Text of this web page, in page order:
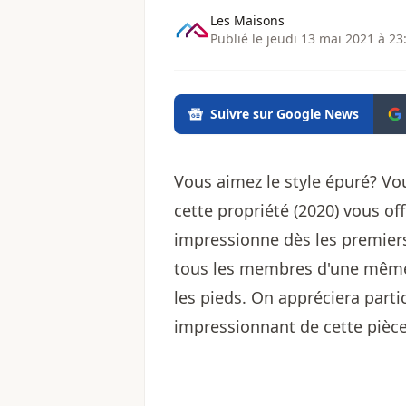
Les Maisons
Publié le jeudi 13 mai 2021 à
Suivre sur Google News
Vous aimez le style épuré?
cette propriété (2020) vous
impressionne dès les
tous les membres d'une
les pieds. On appréciera
impressionnant de cette